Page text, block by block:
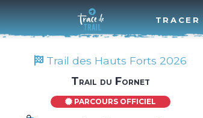
TRACER
Trail des Hauts Forts 2026
Trail du Fornet
PARCOURS OFFICIEL